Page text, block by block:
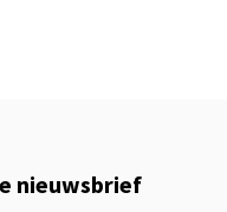
nieuwsbrief